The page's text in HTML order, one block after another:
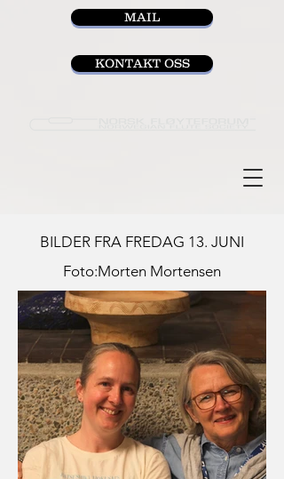
MAIL
KONTAKT OSS
BILDER FRA FREDAG 13. JUNI
Foto:Morten Mortensen